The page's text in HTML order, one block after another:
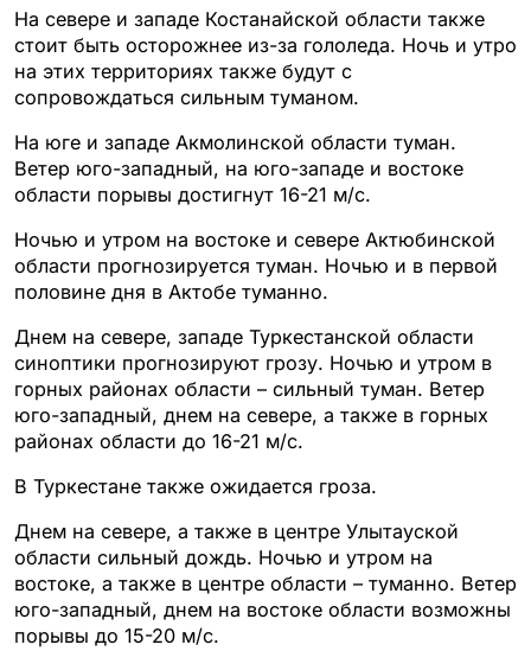
На севере и западе Костанайской области также
стоит быть осторожнее из-за гололеда. Ночь и утро
на этих территориях также будут с
сопровождаться сильным туманом.
На юге и западе Акмолинской области туман.
Ветер юго-западный, на юго-западе и востоке
области порывы достигнут 16-21 м/с.
Ночью и утром на востоке и севере Актюбинской
области прогнозируется туман. Ночью и в первой
половине дня в Актобе туманно.
Днем на севере, западе Туркестанской области
синоптики прогнозируют грозу. Ночью и утром в
горных районах области – сильный туман. Ветер
юго-западный, днем на севере, а также в горных
районах области до 16-21 м/с.
В Туркестане также ожидается гроза.
Днем на севере, а также в центре Улытауской
области сильный дождь. Ночью и утром на
востоке, а также в центре области – туманно. Ветер
юго-западный, днем на востоке области возможны
порывы до 15-20 м/с.